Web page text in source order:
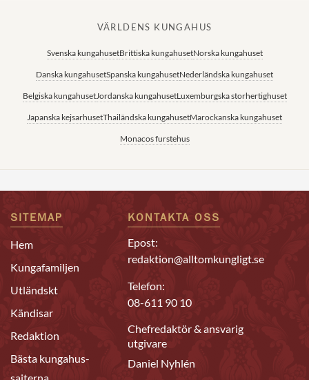
VÄRLDENS KUNGAHUS
Svenska kungahusetBrittiska kungahusetNorska kungahuset
Danska kungahusetSpanska kungahusetNederländska kungahuset
Belgiska kungahusetJordanska kungahusetLuxemburgska storhertighuset
Japanska kejsarhusetThailändska kungahusetMarockanska kungahuset
Monacos furstehus
SITEMAP
Hem
Kungafamiljen
Utländskt
Kändisar
Redaktion
Bästa kungahus-
KONTAKTA OSS
Epost:
redaktion@alltomkungligt.se
Telefon:
08-611 90 10
Chefredaktör & ansvarig
utgivare
Daniel Nyhlén